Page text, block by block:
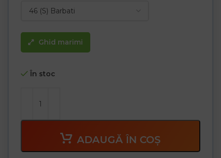
duble, inclusiv un buzunar pentru telefon
– Un buzunar cu velcro pentru picior cu buzunare suplimentare
– Bucle pentru atașarea altor accesorii
– Talie elastică la spate pentru o potrivire mai bună, crește
libertatea de mișcare
buzunare
Ghid marimi
În stoc
ADAUGĂ ÎN COȘ